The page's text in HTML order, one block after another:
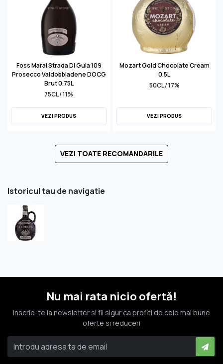
Foss Marai Strada Di Guia 109
Prosecco Valdobbiadene DOCG
Brut 0.75L
75CL / 11%
VEZI PRODUS
Mozart Gold Chocolate Cream
0.5L
50CL / 17%
VEZI PRODUS
VEZI TOATE RECOMANDARILE
Istoricul tau de navigatie
Nu mai rata nicio ofertă!
Inscrie-te la newsletter si fii sigur ca profiti de cele mai bune
oferte si reduceri